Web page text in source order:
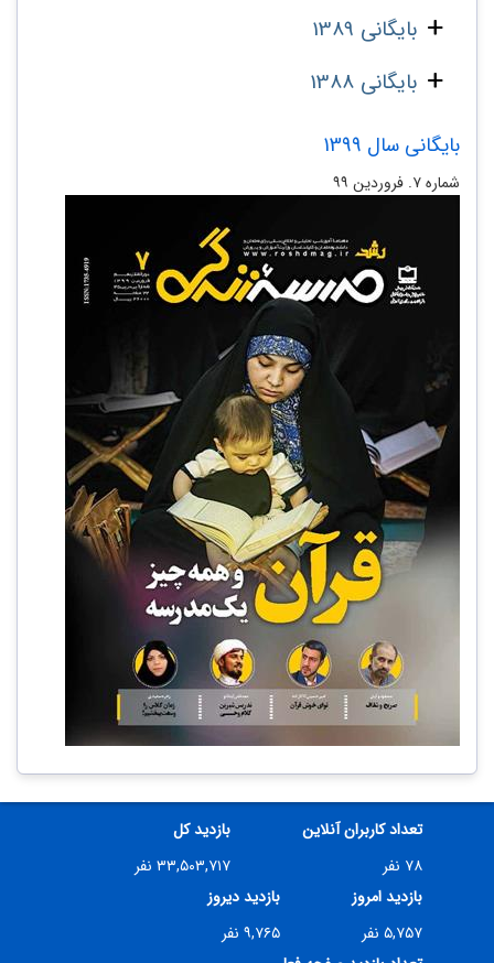
بایگانی 1389
بایگانی 1388
بایگانی سال 1399
شماره ۷. فروردین ۹۹
تعداد کاربران آنلاین
۷۸ نفر
بازدید کل
۳۳,۵۰۳,۷۱۷ نفر
بازدید امروز
۵,۷۵۷ نفر
بازدید دیروز
۹,۷۶۵ نفر